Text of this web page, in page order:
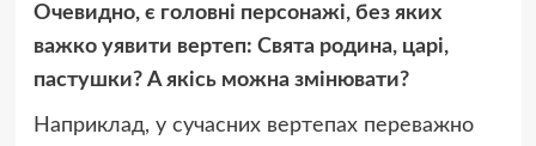
Очевидно, є головні персонажі, без яких
важко уявити вертеп: Свята родина, царі,
пастушки? А якісь можна змінювати?
Наприклад, у сучасних вертепах переважно